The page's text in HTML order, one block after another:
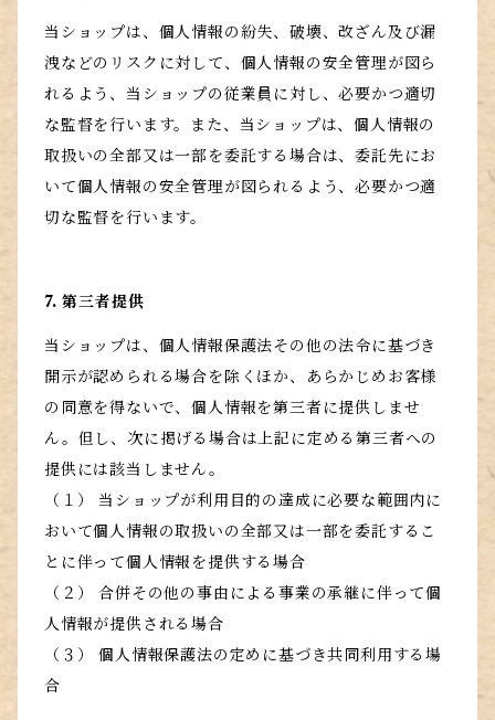
当ショップは、個人情報の紛失、破壊、改ざん及び漏
洩などのリスクに対して、個人情報の安全管理が図ら
れるよう、当ショップの従業員に対し、必要かつ適切
な監督を行います。また、当ショップは、個人情報の
取扱いの全部又は一部を委託する場合は、委託先にお
いて個人情報の安全管理が図られるよう、必要かつ適
切な監督を行います。
7. 第三者提供
当ショップは、個人情報保護法その他の法令に基づき
開示が認められる場合を除くほか、あらかじめお客様
の同意を得ないで、個人情報を第三者に提供しませ
ん。但し、次に掲げる場合は上記に定める第三者への
提供には該当しません。
（１） 当ショップが利用目的の達成に必要な範囲内に
おいて個人情報の取扱いの全部又は一部を委託するこ
とに伴って個人情報を提供する場合
（２） 合併その他の事由による事業の承継に伴って個
人情報が提供される場合
（３） 個人情報保護法の定めに基づき共同利用する場
合